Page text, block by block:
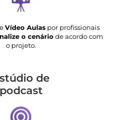
eVídeo Aulas por profissionais
o cenário de acordo com
o projeto.
de
podcast